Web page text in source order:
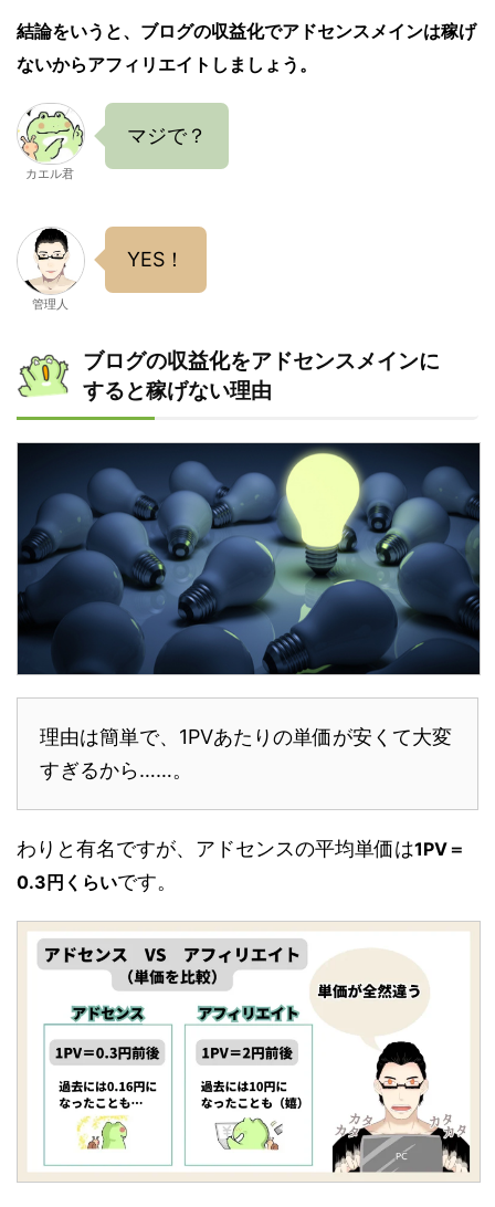
結論をいうと、ブログの収益化でアドセンスメインは稼げ
ないからアフィリエイトしましょう。
カエル君
マジで？
管理人
YES！
ブログの収益化をアドセンスメインに
すると稼げない理由
理由は簡単で、1PVあたりの単価が安くて大変
すぎるから……。
わりと有名ですが、アドセンスの平均単価は1PV＝
0.3円くらいです。